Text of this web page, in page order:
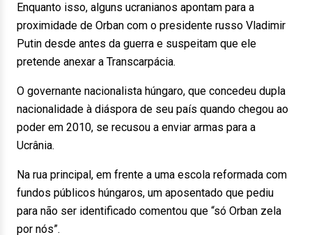
Enquanto isso, alguns ucranianos apontam para a
proximidade de Orban com o presidente russo Vladimir
Putin desde antes da guerra e suspeitam que ele
pretende anexar a Transcarpácia.
O governante nacionalista húngaro, que concedeu dupla
nacionalidade à diáspora de seu país quando chegou ao
poder em 2010, se recusou a enviar armas para a
Ucrânia.
Na rua principal, em frente a uma escola reformada com
fundos públicos húngaros, um aposentado que pediu
para não ser identificado comentou que “só Orban zela
por nós”.